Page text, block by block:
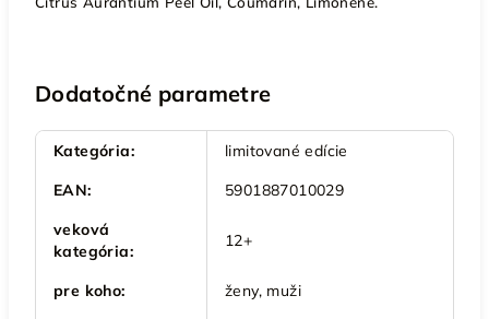
Dodatočné parametre
Kategória:
limitované edície
EAN:
5901887010029
veková
kategória:
12+
pre koho: ženy, muži